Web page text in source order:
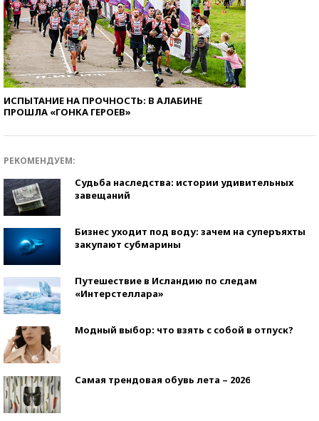
ИСПЫТАНИЕ НА ПРОЧНОСТЬ: В АЛАБИНЕ
ПРОШЛА «ГОНКА ГЕРОЕВ»
РЕКОМЕНДУЕМ:
Судьба наследства: истории удивительных
завещаний
Бизнес уходит под воду: зачем на суперъяхты
закупают субмарины
Путешествие в Исландию по следам
«Интерстеллара»
Модный выбор: что взять с собой в отпуск?
Самая трендовая обувь лета – 2026